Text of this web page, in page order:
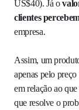
US$40). Já o
clientes
empresa.
Assim, um
apenas pelo
em relação ao
que resolve o